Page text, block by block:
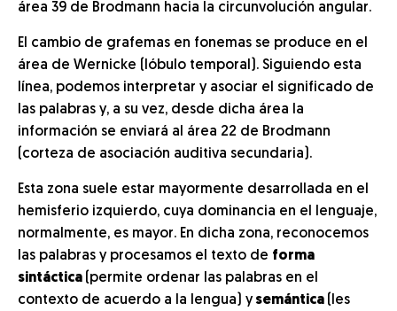
área 39 de Brodmann hacia la circunvolución angular.
El cambio de grafemas en fonemas se produce en el
área de Wernicke (lóbulo temporal). Siguiendo esta
línea, podemos interpretar y asociar el significado de
las palabras y, a su vez, desde dicha área la
información se enviará al área 22 de Brodmann
(corteza de asociación auditiva secundaria).
Esta zona suele estar mayormente desarrollada en el
hemisferio izquierdo, cuya dominancia en el lenguaje,
normalmente, es mayor. En dicha zona, reconocemos
las palabras y procesamos el texto de forma
sintáctica (permite ordenar las palabras en el
contexto de acuerdo a la lengua) ysemántica (les